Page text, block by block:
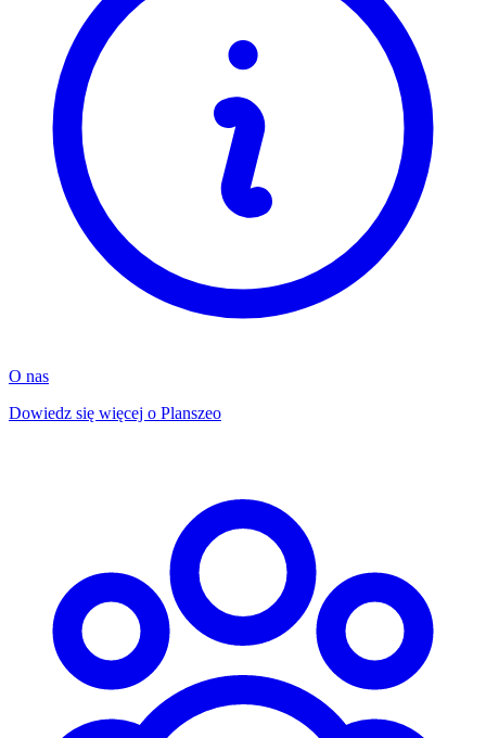
O nas
Dowiedz się więcej o Planszeo